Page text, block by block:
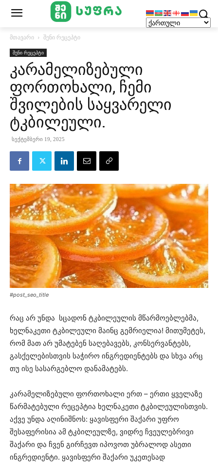
მთავარი შენი რეცეპტი
შენი რეცეპტი
კარამელიზებული
ფორთოხალი, ჩემი
შვილების საყვარელი
ტკბილეული.
სექტემბერი 19, 2025
#post_seo_title
რაც არ უნდა სცადონ ტკბილეულის მწარმოებლებმა,
ხელნაკეთი ტკბილეული მაინც გემრიელია! მითუმეტეს,
რომ მათ არ უმატებენ საღებავებს, კონსერვანტებს,
გასქელებისთვის საჭირო ინგრედიენტებს და სხვა არც
თუ ისე სასარგებლო დანამატებს.
კარამელიზებული ფორთოხალი ერთ – ერთი ყველაზე
წარმატებული რეცეპტია ხელნაკეთი ტკბილეულისთვის.
აქვე უნდა აღინიშნოს: ყავისფერი შაქარი უფრო
შესაფერისია ამ ტკბილეულზე, ვიდრე ჩვეულებრივი
შაქარი და ჩვენ გირჩევთ იპოვოთ უბრალოდ ასეთი
ინგრედიენტი. ყავისფერი შაქარი უკეთესად